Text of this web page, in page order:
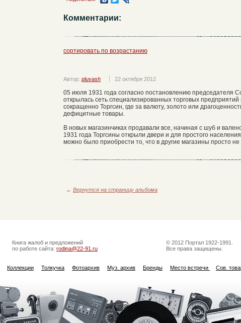
Комментарии:
сортировать по возрастанию
Автор: pluvash 22 октября 2012
05 июля 1931 года согласно постановлению председателя
открылась сеть специализированных торговых
сокращенно Торгсин, где за валюту, золото или
дефицитные товары.
В новых магазинчиках продавали все, начиная с шуб и
1931 года Торгсины открыли двери и для простого
можно было приобрести то, что в другие магазины просто не
← Вернутся на страницу альбома
Книга жалоб и предложений
по работе сайта: rodina@22-91.ru
© 2012 Портал 1922-1991.
Все права защищены.
Коллекции Толкучка Фотоархив Муз. архив Бренды Место встречи Сов.